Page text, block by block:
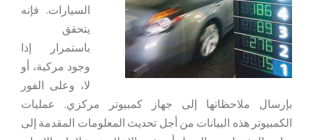
السيارات. فإنه
يتحقق
باستمرار إذا
وجود مركبة، أو
لا، وعلى الفور
بإرسال ملاحظاتها إلى جهاز كمبيوتر مركزي. عمليات
الكمبيوتر هذه البيانات من أجل تحديث المعلومات المقدمة إلى